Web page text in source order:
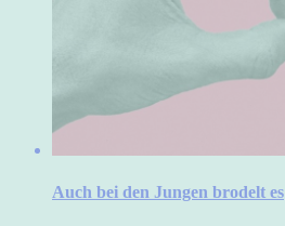
Auch bei den Jungen brodelt es